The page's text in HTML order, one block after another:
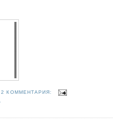
2 КОММЕНТАРИЯ: